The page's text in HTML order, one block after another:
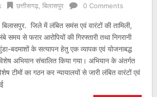
छत्तीसगढ़, बिलासपुर 0 Comments
बिलासपुर. जिले में लंबित समंस एवं वारंटों की तामिली,
समय से फरार आरोपियों की गिरफ्तारी तथा निगरानी
बदमाशों के सत्यापन हेतु एक व्यापक एवं योजनाबद्ध
अभियान संचालित किया गया। अभियान के अंतर्गत
टीमों का गठन कर न्यायालयों से जारी लंबित वारंटों एवं